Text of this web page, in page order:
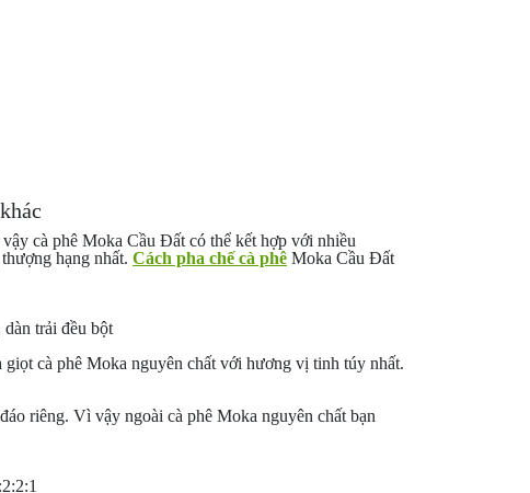
cà phê Moka Cầu Đất có thể kết hợp với nhiều
hạng nhất. Cách pha chế cà phê Moka Cầu Đất
trải đều bột
cà phê Moka nguyên chất với hương vị tinh túy nhất.
riêng. Vì vậy ngoài cà phê Moka nguyên chất bạn